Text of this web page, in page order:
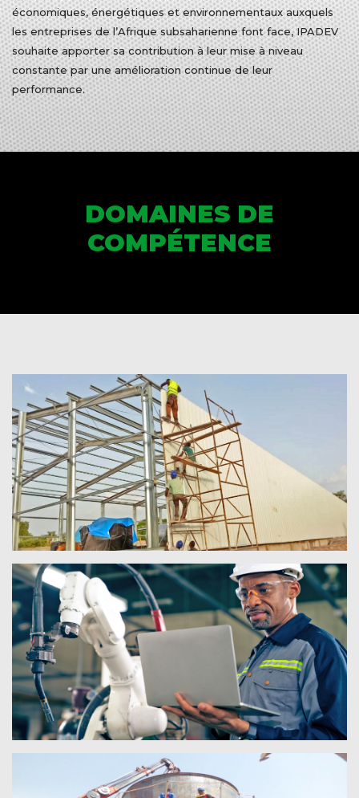
économiques, énergétiques et environnementaux auxquels
les entreprises de l’Afrique subsaharienne font face, IPADEV
souhaite apporter sa contribution à leur mise à niveau
constante par une amélioration continue de leur
performance.
DOMAINES DE
COMPÉTENCE